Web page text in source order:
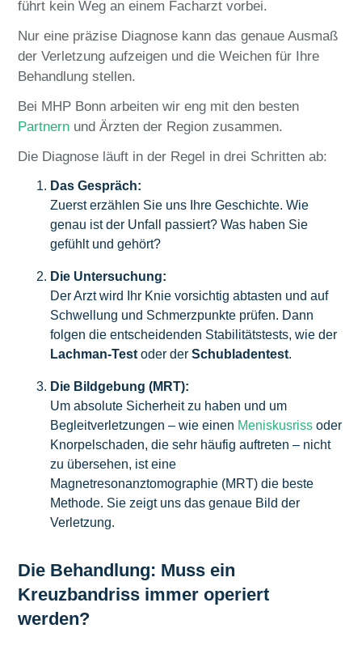
führt kein Weg an einem Facharzt vorbei.
Nur eine präzise Diagnose kann das genaue Ausmaß
der Verletzung aufzeigen und die Weichen für Ihre
Behandlung stellen.
Bei MHP Bonn arbeiten wir eng mit den besten
Partnern und Ärzten der Region zusammen.
Die Diagnose läuft in der Regel in drei Schritten ab:
Das Gespräch:
Zuerst erzählen Sie uns Ihre Geschichte. Wie
genau ist der Unfall passiert? Was haben Sie
gefühlt und gehört?
Die Untersuchung:
Der Arzt wird Ihr Knie vorsichtig abtasten und auf
Schwellung und Schmerzpunkte prüfen. Dann
folgen die entscheidenden Stabilitätstests, wie der
Lachman-Test oder derSchubladentest.
Die Bildgebung (MRT):
Um absolute Sicherheit zu haben und um
Begleitverletzungen – wie einen Meniskusriss oder
Knorpelschaden, die sehr häufig auftreten – nicht
zu übersehen, ist eine
Magnetresonanztomographie (MRT) die beste
Methode. Sie zeigt uns das genaue Bild der
Verletzung.
Die Behandlung: Muss ein
Kreuzbandriss immer operiert
werden?